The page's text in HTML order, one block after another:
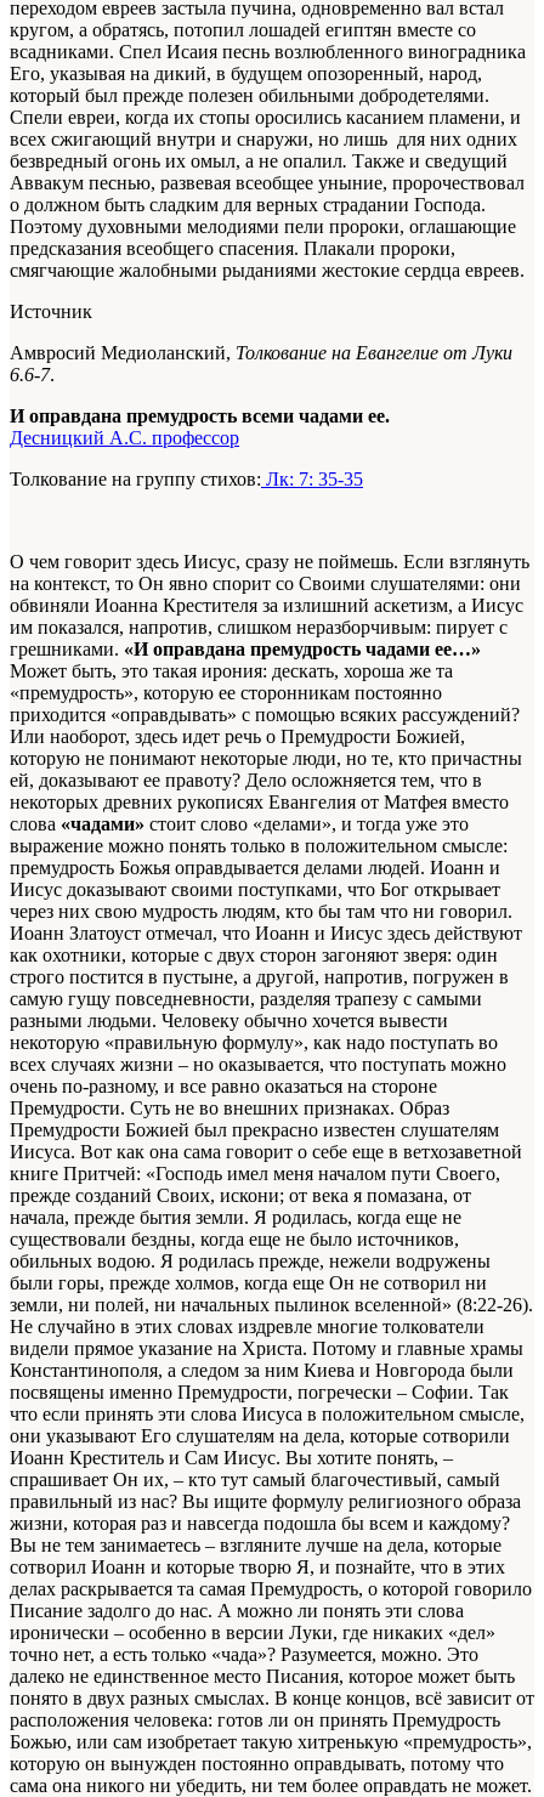
переходом евреев застыла пучина, одновременно вал встал
кругом, а обратясь, потопил лошадей египтян вместе со
всадниками. Спел Исаия песнь возлюбленного виноградника
Его, указывая на дикий, в будущем опозоренный, народ,
который был прежде полезен обильными добродетелями.
Спели евреи, когда их стопы оросились касанием пламени, и
всех сжигающий внутри и снаружи, но лишь для них одних
безвредный огонь их омыл, а не опалил. Также и сведущий
Аввакум песнью, развевая всеобщее уныние, пророчествовал
о должном быть сладким для верных страдании Господа.
Поэтому духовными мелодиями пели пророки, оглашающие
предсказания всеобщего спасения. Плакали пророки,
смягчающие жалобными рыданиями жестокие сердца евреев.
Источник
Амвросий Медиоланский, Толкование на Евангелие от Луки
6.6-7.
И оправдана премудрость всеми чадами ее.
Десницкий А.С. профессор
Толкование на группу стихов: Лк: 7: 35-35
О чем говорит здесь Иисус, сразу не поймешь. Если взглянуть
на контекст, то Он явно спорит со Своими слушателями: они
обвиняли Иоанна Крестителя за излишний аскетизм, а Иисус
им показался, напротив, слишком неразборчивым: пирует с
грешниками. «И оправдана премудрость чадами ее…»
Может быть, это такая ирония: дескать, хороша же та
«премудрость», которую ее сторонникам постоянно
приходится «оправдывать» с помощью всяких рассуждений?
Или наоборот, здесь идет речь о Премудрости Божией,
которую не понимают некоторые люди, но те, кто причастны
ей, доказывают ее правоту? Дело осложняется тем, что в
некоторых древних рукописях Евангелия от Матфея вместо
слова «чадами» стоит слово «делами», и тогда уже это
выражение можно понять только в положительном смысле:
премудрость Божья оправдывается делами людей. Иоанн и
Иисус доказывают своими поступками, что Бог открывает
через них свою мудрость людям, кто бы там что ни говорил.
Иоанн Златоуст отмечал, что Иоанн и Иисус здесь действуют
как охотники, которые с двух сторон загоняют зверя: один
строго постится в пустыне, а другой, напротив, погружен в
самую гущу повседневности, разделяя трапезу с самыми
разными людьми. Человеку обычно хочется вывести
некоторую «правильную формулу», как надо поступать во
всех случаях жизни – но оказывается, что поступать можно
очень по-разному, и все равно оказаться на стороне
Премудрости. Суть не во внешних признаках. Образ
Премудрости Божией был прекрасно известен слушателям
Иисуса. Вот как она сама говорит о себе еще в ветхозаветной
книге Притчей: «Господь имел меня началом пути Своего,
прежде созданий Своих, искони; от века я помазана, от
начала, прежде бытия земли. Я родилась, когда еще не
существовали бездны, когда еще не было источников,
обильных водою. Я родилась прежде, нежели водружены
были горы, прежде холмов, когда еще Он не сотворил ни
земли, ни полей, ни начальных пылинок вселенной» (8:22-26).
Не случайно в этих словах издревле многие толкователи
видели прямое указание на Христа. Потому и главные храмы
Константинополя, а следом за ним Киева и Новгорода были
посвящены именно Премудрости, погречески – Софии. Так
что если принять эти слова Иисуса в положительном смысле,
они указывают Его слушателям на дела, которые сотворили
Иоанн Креститель и Сам Иисус. Вы хотите понять, –
спрашивает Он их, – кто тут самый благочестивый, самый
правильный из нас? Вы ищите формулу религиозного образа
жизни, которая раз и навсегда подошла бы всем и каждому?
Вы не тем занимаетесь – взгляните лучше на дела, которые
сотворил Иоанн и которые творю Я, и познайте, что в этих
делах раскрывается та самая Премудрость, о которой говорило
Писание задолго до нас. А можно ли понять эти слова
иронически – особенно в версии Луки, где никаких «дел»
точно нет, а есть только «чада»? Разумеется, можно. Это
далеко не единственное место Писания, которое может быть
понято в двух разных смыслах. В конце концов, всё зависит от
расположения человека: готов ли он принять Премудрость
Божью, или сам изобретает такую хитренькую «премудрость»,
которую он вынужден постоянно оправдывать, потому что
сама она никого ни убедить, ни тем более оправдать не может.